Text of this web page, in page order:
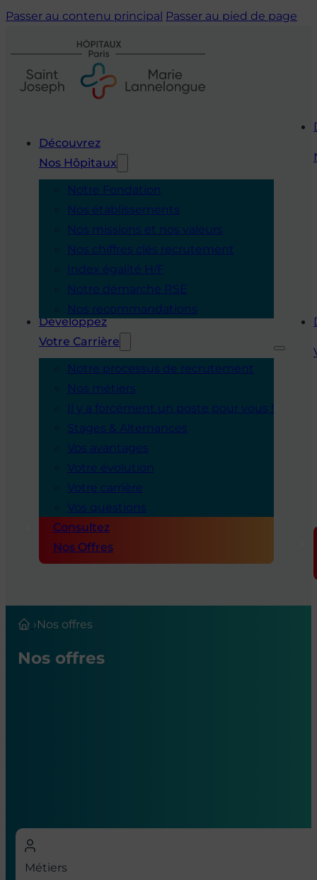
Passer au contenu principal Passer au pied de page
Découvrez
Nos Hôpitaux
Notre Fondation
Nos établissements
Nos missions et nos valeurs
Nos chiffres clés recrutement
Index égalité H/F
Notre démarche RSE
Nos recommandations
Développez
Votre Carrière
Notre processus de recrutement
Nos métiers
Il y a forcément un poste pour vous !
Stages & Alternances
Vos avantages
Votre évolution
Votre carrière
Vos questions
Consultez
Nos Offres
›Nos offres
Nos offres
Métiers